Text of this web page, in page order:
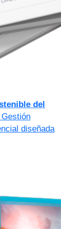
del
diseñada